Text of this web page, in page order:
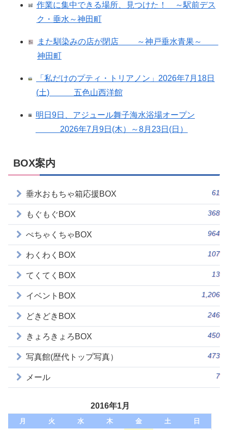
作業に集中できる場所、見つけた！ ～駅前デス
ク・垂水～神田町
また馴染みの店が閉店 ～神戸垂水青果～
神田町
「私だけのプティ・トリアノン」2026年7月18日
(土) 五色山西洋館
明日9日、アジュール舞子海水浴場オープン
2026年7月9日(木）～8月23日(日）
BOX案内
垂水おもちゃ箱応援BOX 61
もぐもぐBOX 368
ぺちゃくちゃBOX 964
わくわくBOX 107
てくてくBOX 13
イベントBOX 1,206
どきどきBOX 246
きょろきょろBOX 450
写真館(歴代トップ写真） 473
メール 7
2016年1月
月 火 水 木 金 土
日